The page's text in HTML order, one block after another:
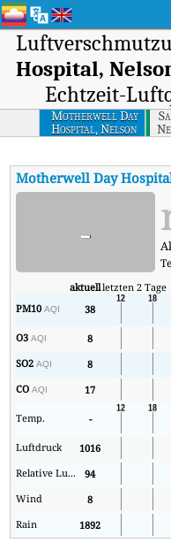
Hospital,
Echtzeit-
Motherwell Day
Hospital, Nelson
Mandela Bay
Motherwell Day
-
aktuellletzten 2 Tage
PM10AQI 38
O3AQI 8
SO2AQI 8
COAQI 17
Temp. -
Luftdruck 1016
Relative Luftfeuchtigkeit
94
Wind
8
Rain
1892